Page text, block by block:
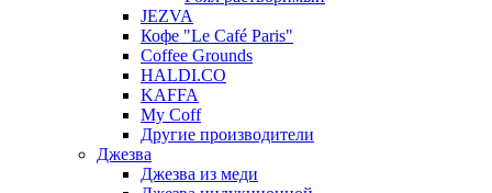
JEZVA
Кофе "Le Café Paris"
Coffee Grounds
HALDI.CO
KAFFA
My Coff
Другие производители
Джезва
Джезва из меди